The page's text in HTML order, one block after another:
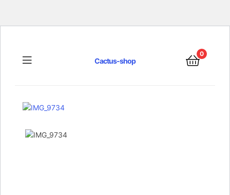
Cactus-shop
0
Menu